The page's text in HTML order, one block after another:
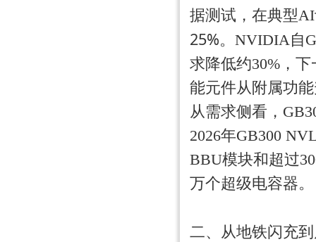
据测试，在典型
25%。NVIDIA自
求降低约30%，
能元件从附属功
从需求侧看，
2026年GB300
BBU模块和超过
万个超级电容器。
二、从地铁闪充